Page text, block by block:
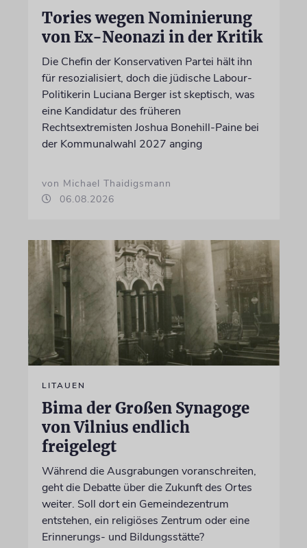
Tories wegen Nominierung
von Ex-Neonazi in der Kritik
Die Chefin der Konservativen Partei hält ihn
für resozialisiert, doch die jüdische Labour-
Politikerin Luciana Berger ist skeptisch, was
eine Kandidatur des früheren
Rechtsextremisten Joshua Bonehill-Paine bei
der Kommunalwahl 2027 anging
von Michael Thaidigsmann
06.08.2026
LITAUEN
Bima der Großen Synagoge
von Vilnius endlich
freigelegt
Während die Ausgrabungen voranschreiten,
geht die Debatte über die Zukunft des Ortes
weiter. Soll dort ein Gemeindezentrum
entstehen, ein religiöses Zentrum oder eine
Erinnerungs- und Bildungsstätte?